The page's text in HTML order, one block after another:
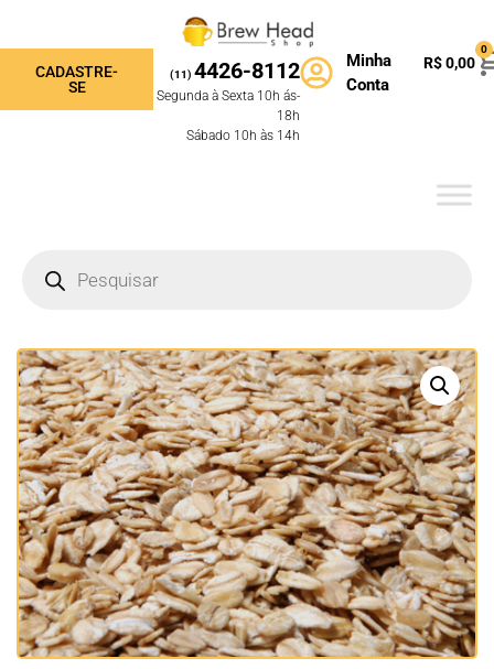
CADASTRE-
SE
(11) 4426-8112
Segunda à Sexta 10h ás-
18h
Sábado 10h às 14h
Minha
Conta
R$0,00
0